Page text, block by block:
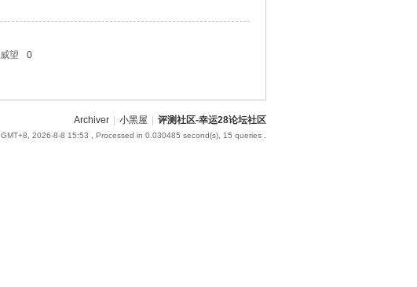
威望
0
Archiver 小黑屋 评测社区-幸运28论坛社区
GMT+8, 2026-8-8 15:53 , Processed in 0.030485 second(s), 15 queries .